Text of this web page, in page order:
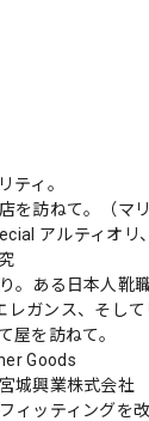
ティ。
を訪ねて。（マ
アルティオリ
。ある日本人靴
レガンス、そして
屋を訪ねて。
Goods
城興業株式会社
ィッティングを